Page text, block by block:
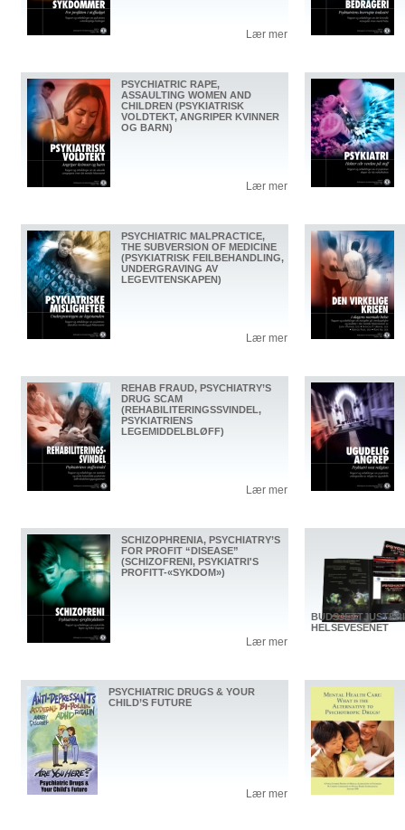
Lær mer
PSYCHIATRIC RAPE,
ASSAULTING WOMEN AND
CHILDREN (PSYKIATRISK
VOLDTEKT, ANGRIPER KVINNER
OG BARN)
Lær mer
PSYCHIATRIC MALPRACTICE,
THE SUBVERSION OF MEDICINE
(PSYKIATRISK FEILBEHANDLING,
UNDERGRAVING AV
LEGEVITENSKAPEN)
Lær mer
REHAB FRAUD, PSYCHIATRY’S
DRUG SCAM
(REHABILITERINGSSVINDEL,
PSYKIATRIENS
LEGEMIDDELBLØFF)
Lær mer
SCHIZOPHRENIA, PSYCHIATRY’S
FOR PROFIT “DISEASE”
(SCHIZOFRENI, PSYKIATRI'S
PROFITT-«SYKDOM»)
Lær mer
HELSEVESENET
PSYCHIATRIC DRUGS & YOUR
CHILD’S FUTURE
Lær mer